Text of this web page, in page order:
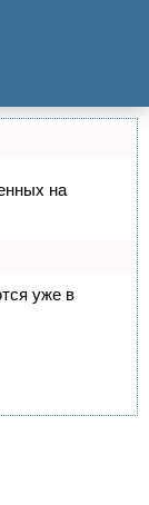
на
уже в